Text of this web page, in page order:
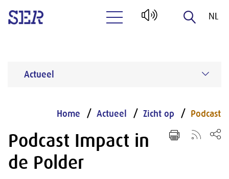
NL
Actueel
Home Actueel Zicht op Podcast
Podcast Impact in
de Polder